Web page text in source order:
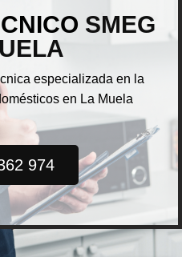
SMEG
especializada en la
en La Muela
974